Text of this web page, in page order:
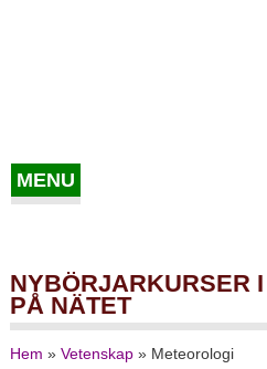
MENU
NYBÖRJARKURSER
PÅ NÄTET
Hem » Vetenskap» Meteorologi